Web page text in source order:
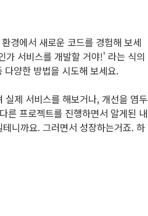
경에서 새로운 코드를 경험해 보세
서비스를 개발할 거야!' 라는 식의
양한 방법을 시도해 보세요.
실제 서비스를 해보거나, 개선을 염두
른 프로젝트를 진행하면서 알게된 내
니까요. 그러면서 성장하는거죠. 하